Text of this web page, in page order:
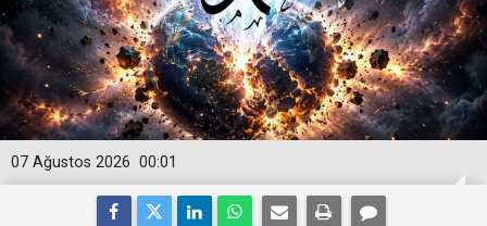
00:01
07 Ağustos 2026